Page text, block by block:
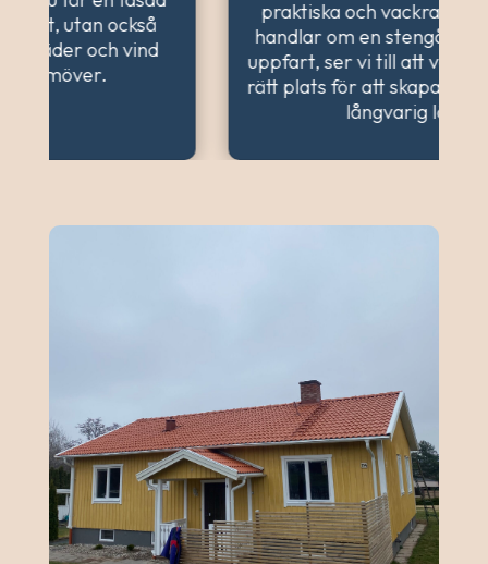
praktiska och vackra. Oavsett om det
handlar om en stengång, uteplats eller
uppfart, ser vi till att varje sten ligger på
rätt plats för att skapa en harmonisk och